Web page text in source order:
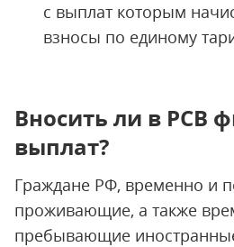
с выплат которым
взносы по единому
Вносить ли в РСВ
выплат?
Граждане РФ, временно и
проживающие, а также
пребывающие